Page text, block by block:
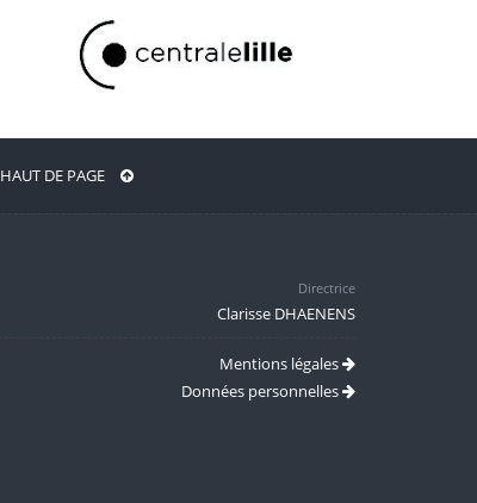
HAUT DE PAGE
Directrice
Clarisse DHAENENS
Mentions légales
Données personnelles